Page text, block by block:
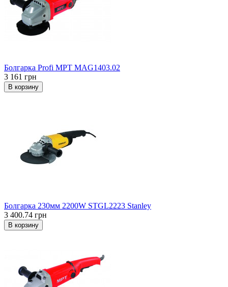
Болгарка Profi MPT МAG1403.02
3 161 грн
В корзину
Болгарка 230мм 2200W STGL2223 Stanley
3 400.74 грн
В корзину